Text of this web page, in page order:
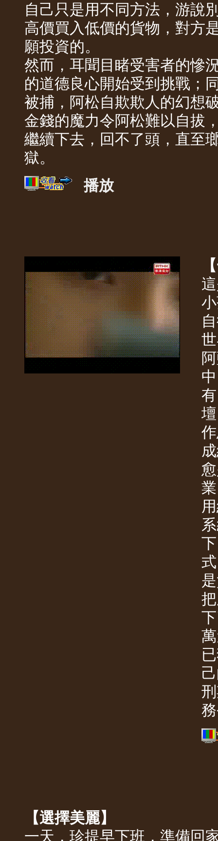
自己只是用不同方法，游說
高價買入低價的貨物，對方
願投資的。
然而，耳聞目睹受害者的慘
的道德良心開始受到挑戰；
被捕，阿松自欺欺人的幻想
金錢的魔力令阿松難以自拔
繼續下去，回不了頭，直至
獄。
播放
【選擇美麗】
一天，珍提早下班，準備回